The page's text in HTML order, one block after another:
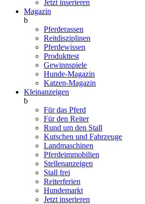
Jetzt inserieren
Magazin
b
Pferderassen
Reitdisziplinen
Pferdewissen
Produkttest
Gewinnspiele
Hunde-Magazin
Katzen-Magazin
Kleinanzeigen
b
Für das Pferd
Für den Reiter
Rund um den Stall
Kutschen und Fahrzeuge
Landmaschinen
Pferdeimmobilien
Stellenanzeigen
Stall frei
Reiterferien
Hundemarkt
Jetzt inserieren